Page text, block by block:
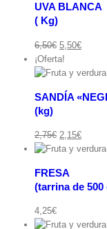
UVA BLANCA
( Kg)
6,50€ El
precio
original
6,50€.
5,50€El
actual
5,50€.
¡Oferta!
SANDÍA
(kg)
2,75€ El
precio
era:
2,75€.
2,15€El
precio
2,15€.
FRESA
(tarrina de 500
4,25€